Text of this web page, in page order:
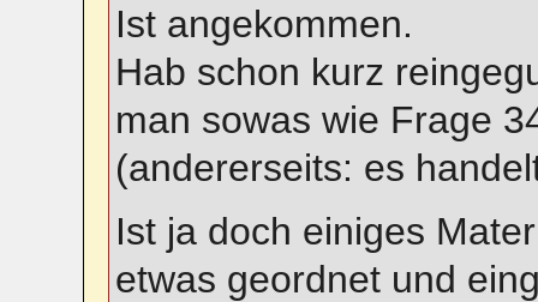
Ist angekommen.
Hab schon kurz
man sowas wie Frage
(andererseits: es
Ist ja doch einiges
etwas geordnet und